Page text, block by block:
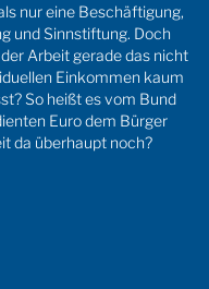
nur eine Beschäftigung,
und Sinnstiftung. Doch
Arbeit gerade das nicht
Einkommen kaum
So heißt es vom Bund
Euro dem Bürger
da überhaupt noch?